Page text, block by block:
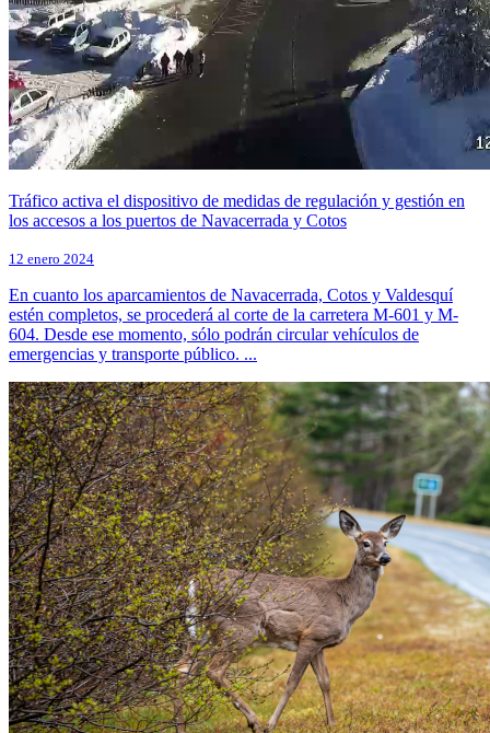
Tráfico activa el dispositivo de medidas de regulación y gestión en
los accesos a los puertos de Navacerrada y Cotos
12 enero 2024
En cuanto los aparcamientos de Navacerrada, Cotos y Valdesquí
estén completos, se procederá al corte de la carretera M-601 y M-
604. Desde ese momento, sólo podrán circular vehículos de
emergencias y transporte público. ...